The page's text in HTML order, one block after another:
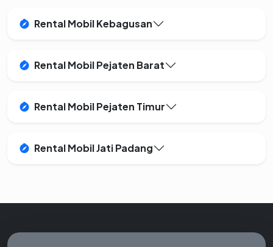
Rental Mobil Kebagusan
Rental Mobil Pejaten Barat
Rental Mobil Pejaten Timur
Rental Mobil Jati Padang